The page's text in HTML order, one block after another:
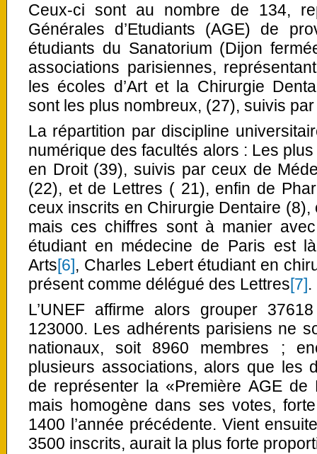
Ceux-ci sont au nombre de 134,
Générales d’Etudiants (AGE) de
étudiants du Sanatorium (Dijon
associations parisiennes,
les écoles d’Art et la Chirurgie
sont les plus nombreux, (27), suivis
La répartition par discipline
numérique des facultés alors : Les
en Droit (39), suivis par ceux de
(22), et de Lettres ( 21), enfin de
ceux inscrits en Chirurgie Dentaire (8),
mais ces chiffres sont à manier
étudiant en médecine de Paris est
Arts[6], Charles Lebert étudiant en
présent comme délégué des Lettres[7].
L’UNEF affirme alors grouper
123000. Les adhérents parisiens ne
nationaux, soit 8960 membres ;
plusieurs associations, alors que les
de représenter la «Première AGE de
mais homogène dans ses votes,
1400 l’année précédente. Vient
3500 inscrits, aurait la plus forte